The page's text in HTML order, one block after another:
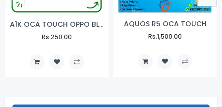
A1K OCA TOUCH OPPO BLACK
Regular
Rs.250.00
AQUOS R5 OCA TOUCH
Regular
Rs.1,500.00